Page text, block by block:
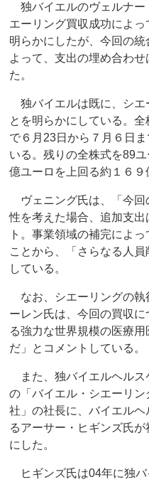
独バイエルのヴェルナー
エーリング買収成功によ
明らかにしたが、今回の
よって、支出の埋め合わ
た。
独バイエルは既に、シエ
とを明らかにしている。
で６月23日から７月６日
いる。残りの全株式を89
億ユーロを上回る約１６９
ヴェニング氏は、「今回
性を考えた場合、追加支
ト。事業領域の補完によ
ことから、「さらなる人
している。
なお、シエーリングの執
ーレン氏は、今回の買収
る強力な世界規模の医療
だ」とコメントしている。
また、独バイエルヘルス
の「バイエル・シエーリ
社」の社長に、バイエル
るアーサー・ヒギンズ氏
にした。
ヒギンズ氏は04年に独バ